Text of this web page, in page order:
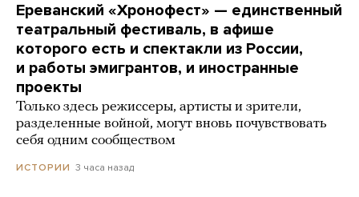
Ереванский «Хронофест» — единственный
театральный фестиваль, в афише
которого есть и спектакли из России,
и работы эмигрантов, и иностранные
проекты
Только здесь режиссеры, артисты и зрители,
разделенные войной, могут вновь почувствовать
себя одним сообществом
ИСТОРИИ 3 часа назад